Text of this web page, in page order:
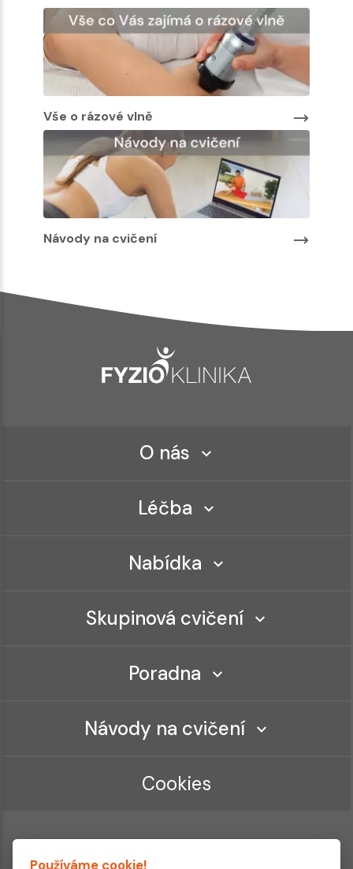
Vše o rázové vlně
Návody na cvičení
O nás
Léčba
Nabídka
Skupinová cvičení
Poradna
Návody na cvičení
Cookies
Používáme cookie!